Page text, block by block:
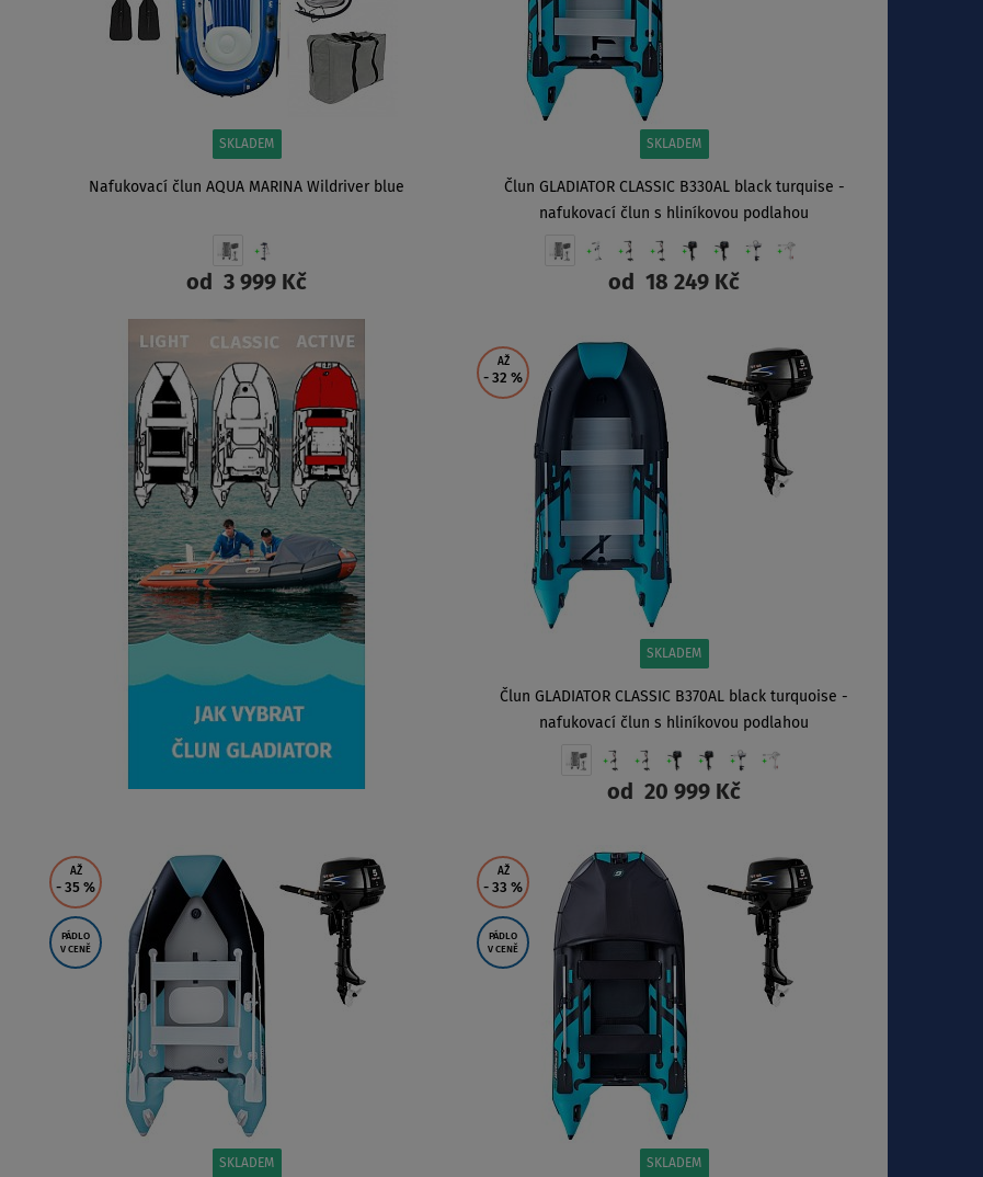
SKLADEM
Nafukovací člun AQUA MARINA Wildriver blue
od 3 999 Kč
ZOBRAZIT
SKLADEM
Člun GLADIATOR CLASSIC B330AL black turquise -
nafukovací člun s hliníkovou podlahou
od 18 249 Kč
AŽ
- 32 %
SKLADEM
Člun GLADIATOR CLASSIC B370AL black turquoise -
nafukovací člun s hliníkovou podlahou
od 20 999 Kč
ZOBRAZIT
AŽ
- 35 %
PÁDLO
V CENĚ
SKLADEM
AŽ
- 33 %
PÁDLO
V CENĚ
SKLADEM